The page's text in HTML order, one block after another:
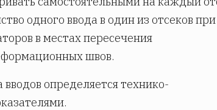
одного ввода в один из отсеков при
в местах пересечения
швов.
вводов определяется технико-